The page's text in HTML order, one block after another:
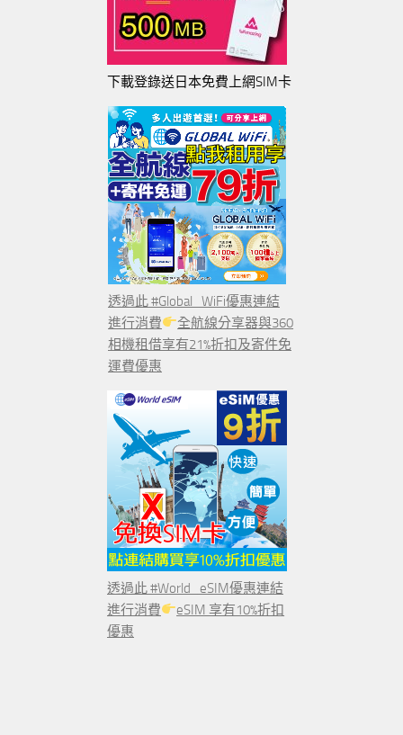
下載登錄送日本免費上網SIM卡
透過此 #Global_WiFi優惠連結
進行消費
全航線分享器與360
相機租借享有21%折扣及寄件免
運費優惠
透過此 #World_eSIM優惠連結
進行消費
eSIM 享有10%折扣
優惠